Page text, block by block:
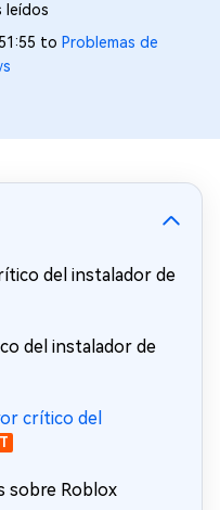
leídos
to Problemas de
del instalador de
del instalador de
crítico del
sobre Roblox